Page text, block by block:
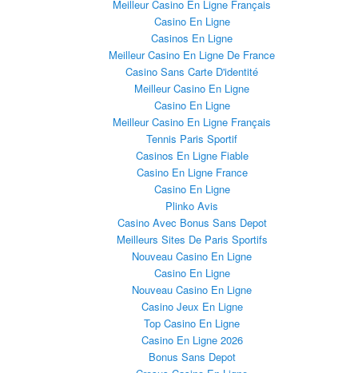
Meilleur Casino En Ligne Français
Casino En Ligne
Casinos En Ligne
Meilleur Casino En Ligne De France
Casino Sans Carte D'identité
Meilleur Casino En Ligne
Casino En Ligne
Meilleur Casino En Ligne Français
Tennis Paris Sportif
Casinos En Ligne Fiable
Casino En Ligne France
Casino En Ligne
Plinko Avis
Casino Avec Bonus Sans Depot
Meilleurs Sites De Paris Sportifs
Nouveau Casino En Ligne
Casino En Ligne
Nouveau Casino En Ligne
Casino Jeux En Ligne
Top Casino En Ligne
Casino En Ligne 2026
Bonus Sans Depot